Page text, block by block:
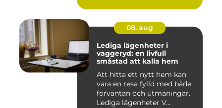
08. aug
Lediga lägenheter i
vaggeryd: en livfull
småstad att kalla hem
Att hitta ett nytt hem kan
vara en resa fylld med både
förväntan och utmaningar.
Lediga lägenheter V...